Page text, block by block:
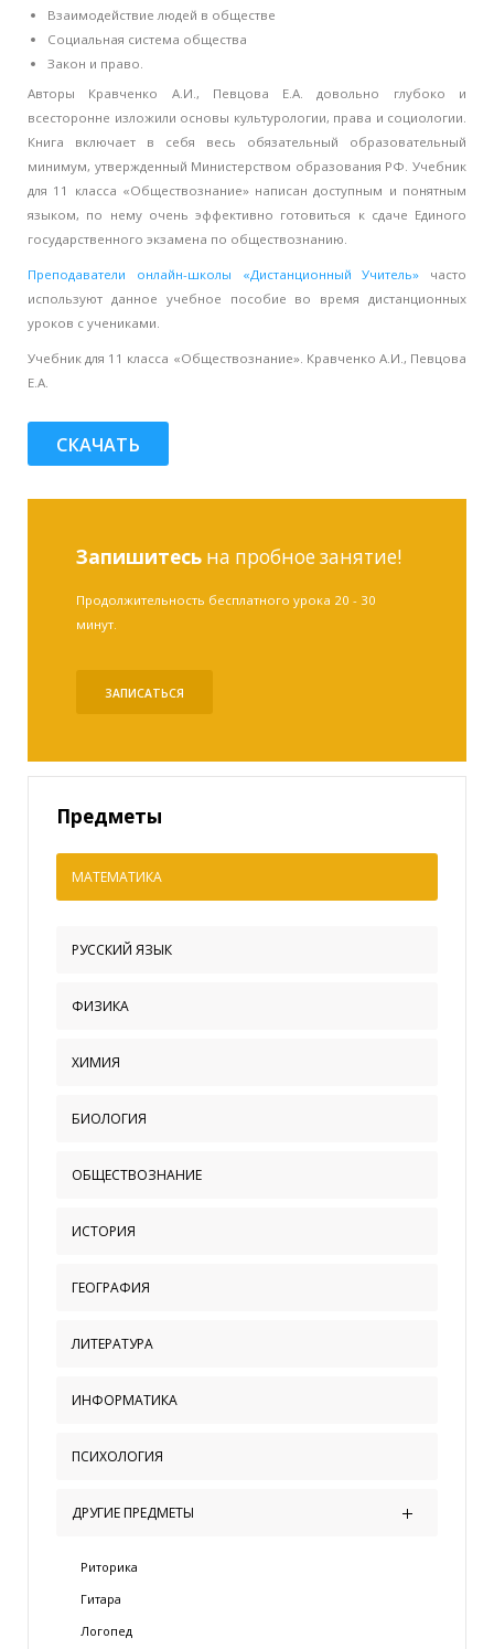
Взаимодействие людей в обществе
Социальная система общества
Закон и право.
Авторы Кравченко А.И., Певцова Е.А. довольно глубоко и
всесторонне изложили основы культурологии, права и социологии.
Книга включает в себя весь обязательный образовательный
минимум, утвержденный Министерством образования РФ. Учебник
для 11 класса «Обществознание» написан доступным и понятным
языком, по нему очень эффективно готовиться к сдаче Единого
государственного экзамена по обществознанию.
Преподаватели онлайн-школы «Дистанционный Учитель» часто
используют данное учебное пособие во время дистанционных
уроков с учениками.
Учебник для 11 класса «Обществознание». Кравченко А.И., Певцова
Е.А.
СКАЧАТЬ
Запишитесьна пробное занятие!
Продолжительность бесплатного урока 20 - 30
минут.
ЗАПИСАТЬСЯ
Предметы
МАТЕМАТИКА
РУССКИЙ ЯЗЫК
ФИЗИКА
ХИМИЯ
БИОЛОГИЯ
ОБЩЕСТВОЗНАНИЕ
ИСТОРИЯ
ГЕОГРАФИЯ
ЛИТЕРАТУРА
ИНФОРМАТИКА
ПСИХОЛОГИЯ
ДРУГИЕ ПРЕДМЕТЫ
Риторика
Гитара
Логопед